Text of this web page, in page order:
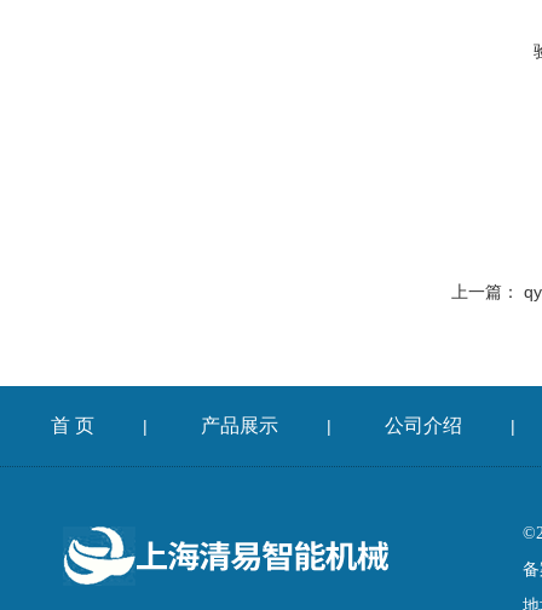
上一篇：
首 页 | 产品展示 | 公司介绍 |
备